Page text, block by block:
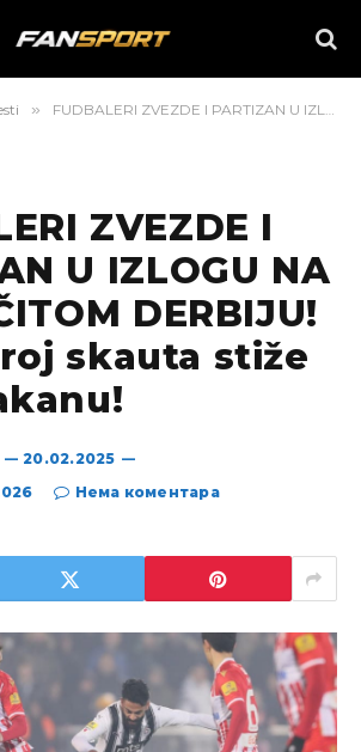
» FUDBALERI ZVEZDE I PARTIZAN U IZLOGU NA 175. VEČITOM DERBIJU! Veliki broj skauta stiže na Marakanu!
ZVEZDE I
U IZLOGU NA
DERBIJU!
skauta stiže
20.02.2025
Нема коментара